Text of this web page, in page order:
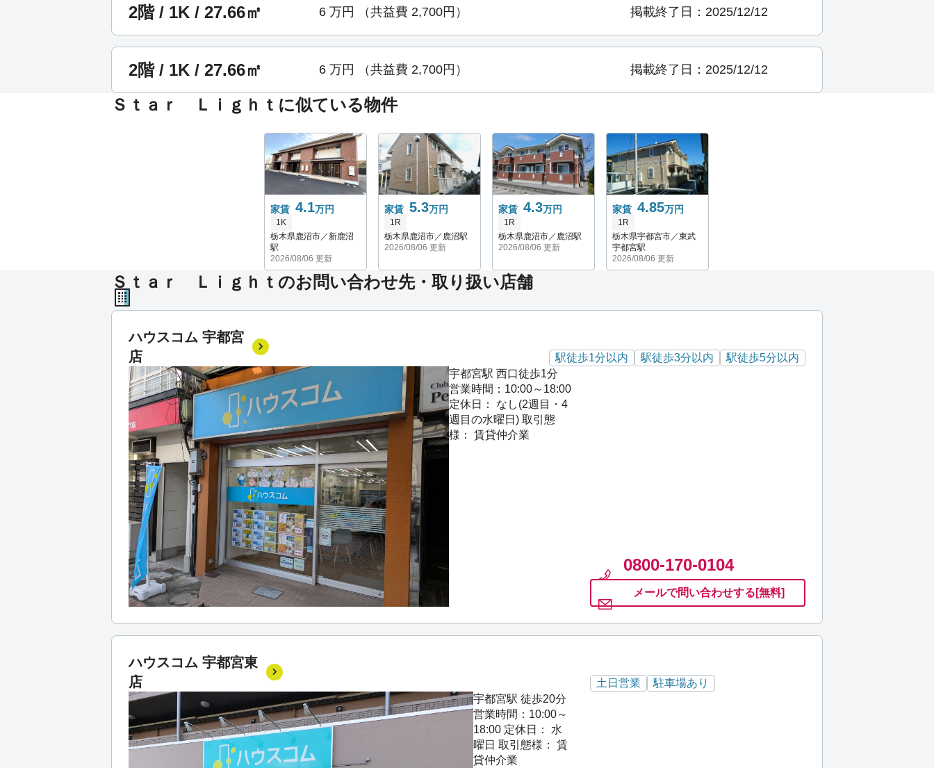
2階 / 1K / 27.66㎡ 6 万円 （共益費 2,700円） 掲載終了日：2025/12/12
2階 / 1K / 27.66㎡ 6 万円 （共益費 2,700円） 掲載終了日：2025/12/12
Ｓｔａｒ Ｌｉｇｈｔに似ている物件
家賃 4.1万円
1K
栃木県鹿沼市／新鹿沼
駅
2026/08/06 更新
家賃 5.3万円
1R
栃木県鹿沼市／鹿沼駅
2026/08/06 更新
家賃 4.3万円
1R
栃木県鹿沼市／鹿沼駅
2026/08/06 更新
家賃 4.85万円
1R
栃木県宇都宮市／東武
宇都宮駅
2026/08/06 更新
Ｓｔａｒ Ｌｉｇｈｔのお問い合わせ先・取り扱い店舗
ハウスコム 宇都宮
店
駅徒歩1分以内 駅徒歩3分以内
駅徒歩5分以内
宇都宮駅 西口徒歩1分
営業時間：10:00～18:00
定休日： なし(2週目・4
週目の水曜日)取引態
様： 賃貸仲介業
0800-170-0104
メールで問い合わせする [無料]
ハウスコム 宇都宮東
店
土日営業
駐車場あり
宇都宮駅 徒歩20分
営業時間：10:00～
18:00 定休日： 水
曜日取引態様： 賃
貸仲介業